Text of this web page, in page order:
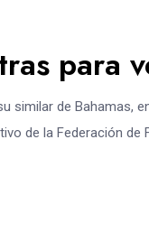
para
similar de Bahamas,
de la Federación